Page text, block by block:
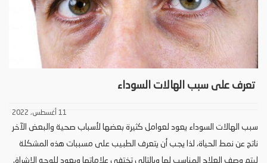
تعرف على سبب الهالات السوداء
11 أغسطس، 2022
سبب الهالات السوداء يعود لعوامل كثيرة بعضها لأسباب صحية والبعض الآخر
ناتج عن نمط الحياة، لذا يجب أن يتعرف الطبيب على مسببات هذه المشكلة
ليتم وصف العلاج المناسب لها وبالتالي تختفي علاماتها ويعود للوجه الإشراق